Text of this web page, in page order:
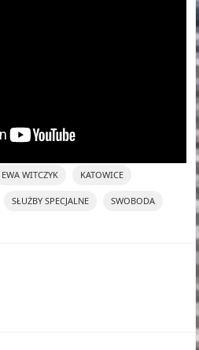
EWA WITCZYK KATOWICE
SŁUŻBY SPECJALNE SWOBODA